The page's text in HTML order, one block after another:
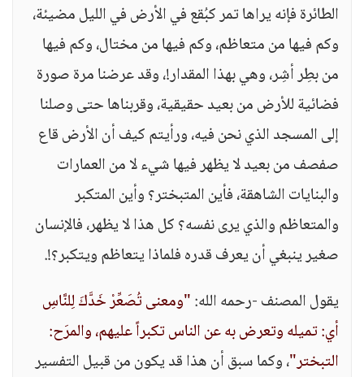
الطائرة فإنه يراها تمر كبُقع في الأرض في الليل مضيئة،
وكم فيها من متعاظم، وكم فيها من مختال، وكم فيها
من بطِر أشِر، وهي بهذا المقدار!، وقد عرضنا مرة صورة
فضائية للأرض من بعيد حقيقية، وقربناها حتى وصلنا
إلى المسجد الذي نحن فيه، ورأيتم كيف أن الأرض قاع
صفصف من بعيد لا يظهر فيها شيء لا من العمارات
والبنايات الشاهقة، فأين المتبختر؟ وأين المتكبر
والمتعاظم والذي يرى نفسه؟ كل هذا لا يظهر، فالإنسان
صغير ينبغي أن يعرف قدره فلماذا يتعاظم ويتكبر؟!.
يقول المصنف -رحمه الله:"ومعنى تُصَعِّرْ خَدَّكَ لِلنَّاسِ
أي: تميله وتعرض به عن الناس تكبراً عليهم، والمرَح:
التبختر"، وكما سبق أن هذا قد يكون من قبيل التفسير